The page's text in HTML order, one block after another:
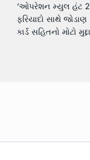
‘ઓપરેશન મ્યુલ હંટ
ફરિયાદો સાથે
કાર્ડ સહિતનો મોટો